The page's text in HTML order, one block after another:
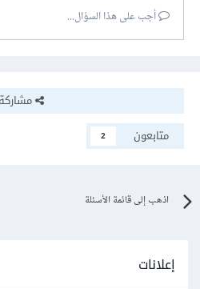
أجب على هذا السؤال...
مشاركة
متابعون
2
اذهب إلى قائمة الأسئلة
إعلانات